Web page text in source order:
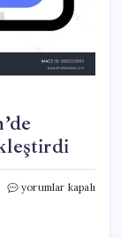
Çin
yorumlar kapalı